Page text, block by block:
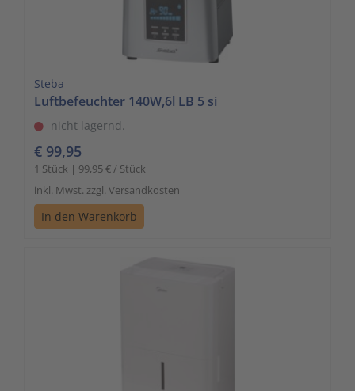
Steba
Luftbefeuchter 140W,6l LB 5 si
nicht lagernd.
€ 99,95
1 Stück | 99,95 € / Stück
inkl. Mwst. zzgl. Versandkosten
In den Warenkorb